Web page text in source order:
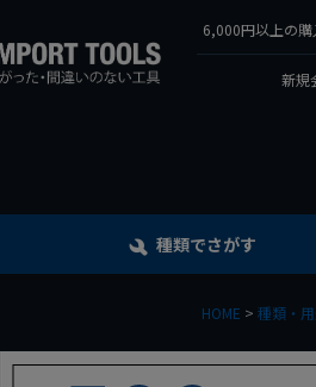
6,000円以上の購
新規
種類でさがす
HOME 種類・